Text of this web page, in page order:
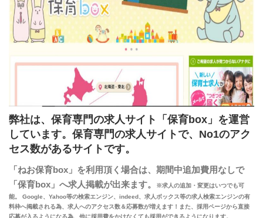
弊社は、保育専門の求人サイト「保育box」を運営
しています。 保育専門の求人サイトで、No1のアク
セス数があるサイトです。
「ねお保育box」を利用頂く場合は、期間中追加費用なしで
「保育box」へ求人掲載が出来ます。
※求人の追加・変更はいつでも可
能。 Google、Yahoo等の検索エンジン、indeed、求人ボックス等の求人検索エンジンの有
料枠へ掲載される為、 求人へのアクセス数＆応募数が増えます！また、採用ページから直接
応募が入るようになる為、 他に採用費をかけなくても採用ができるようになります。